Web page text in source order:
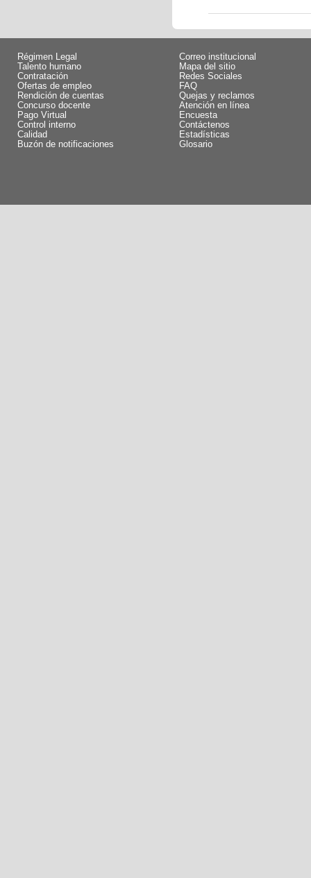
Régimen Legal
Talento humano
Contratación
Ofertas de empleo
Rendición de cuentas
Concurso docente
Pago Virtual
Control interno
Calidad
Buzón de notificaciones
Correo institucional
Mapa del sitio
Redes Sociales
FAQ
Quejas y reclamos
Atención en línea
Encuesta
Contáctenos
Estadísticas
Glosario